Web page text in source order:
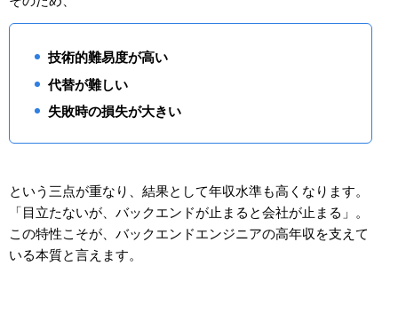
技術的難易度が高い
代替が難しい
失敗時の損失が大きい
という三点が重なり、結果として年収水準も高くなります。
「目立たないが、バックエンドが止まると会社が止まる」。
この特性こそが、バックエンドエンジニアの高年収を支えて
いる本質と言えます。